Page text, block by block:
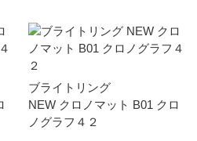
ブライトリング
NEW クロノマット B01 クロ
ノグラフ４２